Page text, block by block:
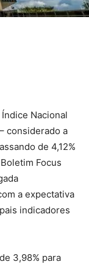
Nacional
considerado a
de 4,12%
Focus
a expectativa
indicadores
3,98% para